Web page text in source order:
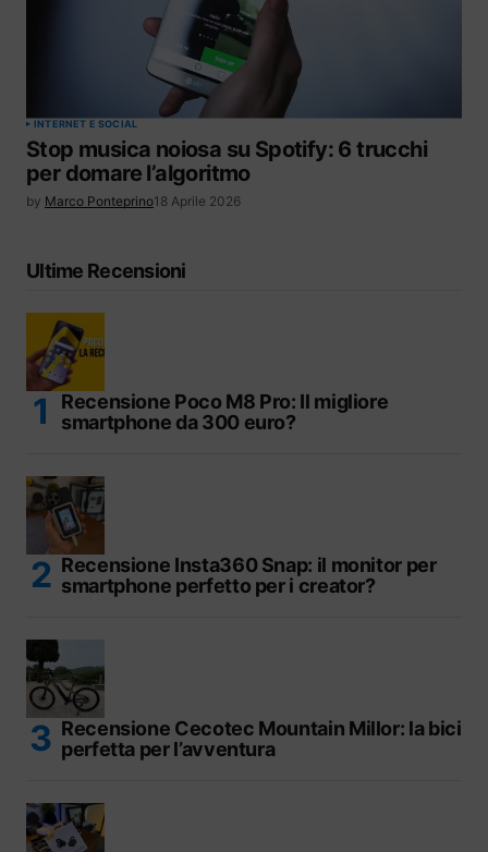
INTERNET E SOCIAL
Stop musica noiosa su Spotify: 6 trucchi
per domare l’algoritmo
by Marco Ponteprino18 Aprile 2026
Ultime Recensioni
Recensione Poco M8 Pro: Il migliore
smartphone da 300 euro?
Recensione Insta360 Snap: il monitor per
smartphone perfetto per i creator?
Recensione Cecotec Mountain Millor: la bici
perfetta per l’avventura